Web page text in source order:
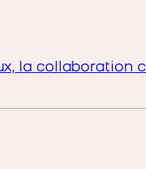
la collaboration